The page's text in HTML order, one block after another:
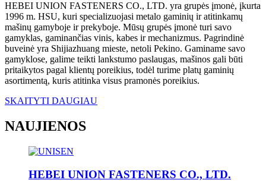
HEBEI UNION FASTENERS CO., LTD. yra grupės įmonė, įkurta
1996 m. HSU, kuri specializuojasi metalo gaminių ir atitinkamų
mašinų gamyboje ir prekyboje. Mūsų grupės įmonė turi savo
gamyklas, gaminančias vinis, kabes ir mechanizmus. Pagrindinė
buveinė yra Shijiazhuang mieste, netoli Pekino. Gaminame savo
gamyklose, galime teikti lankstumo paslaugas, mašinos gali būti
pritaikytos pagal klientų poreikius, todėl turime platų gaminių
asortimentą, kuris atitinka visus pramonės poreikius.
SKAITYTI DAUGIAU
NAUJIENOS
HEBEI UNION FASTENERS CO., LTD.